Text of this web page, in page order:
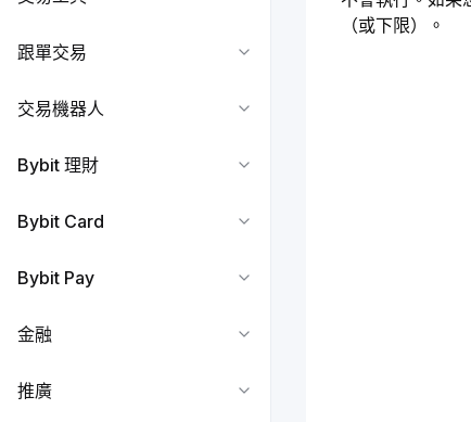
跟單交易
交易機器人
Bybit 理財
Bybit Card
Bybit Pay
金融
推廣
（或下限）。